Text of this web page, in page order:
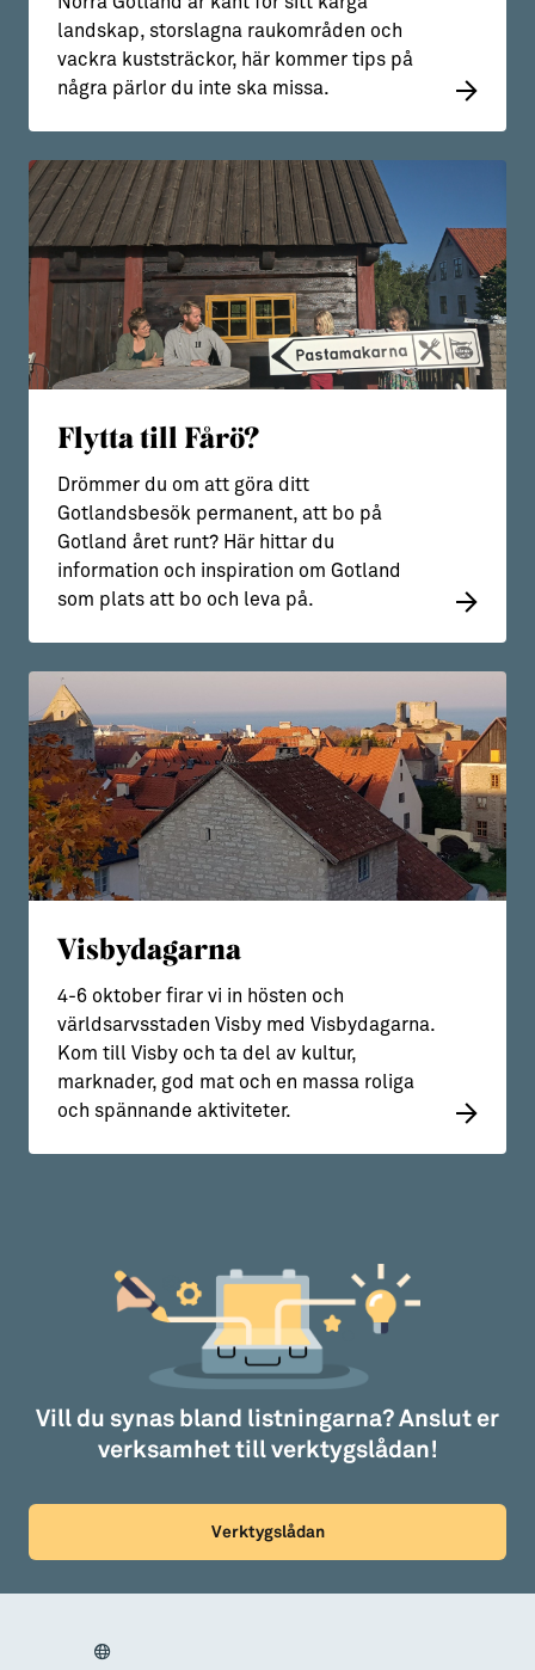
landskap, storslagna raukområden och
vackra kuststräckor, här kommer tips på
några pärlor du inte ska missa.
Flytta till Fårö?
Drömmer du om att göra ditt
Gotlandsbesök permanent, att bo på
Gotland året runt? Här hittar du
information och inspiration om Gotland
som plats att bo och leva på.
Visbydagarna
4-6 oktober firar vi in hösten och
världsarvsstaden Visby med Visbydagarna.
Kom till Visby och ta del av kultur,
marknader, god mat och en massa roliga
och spännande aktiviteter.
Vill du synas bland listningarna? Anslut er
verksamhet till verktygslådan!
Verktygslådan